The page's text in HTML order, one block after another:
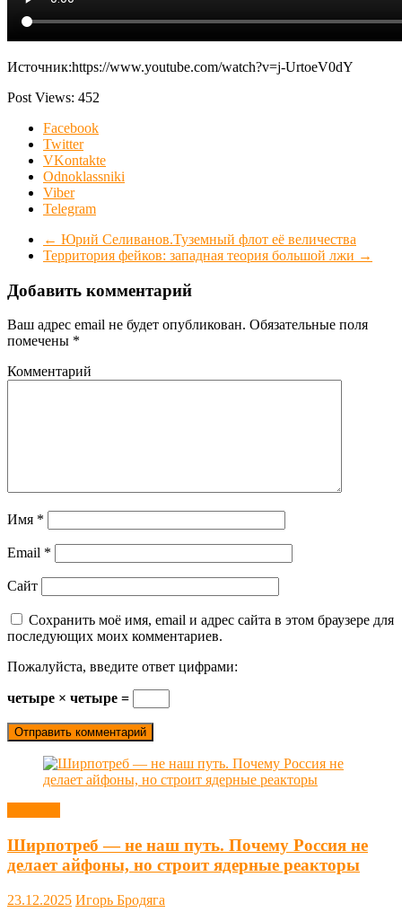
Источник:https://www.youtube.com/watch?v=j-UrtoeV0dY
Post Views: 452
Facebook
Twitter
VKontakte
Odnoklassniki
Viber
Telegram
← Юрий Селиванов.Туземный флот её величества
Территория фейков: западная теория большой лжи →
Добавить комментарий
Ваш адрес email не будет опубликован. Обязательные поля
помечены *
Комментарий
Имя *
Email *
Сайт
Сохранить моё имя, email и адрес сайта в этом браузере для
последующих моих комментариев.
Пожалуйста, введите ответ цифрами:
четыре × четыре =
Ширпотреб — не наш путь. Почему Россия не
делает айфоны, но строит ядерные реакторы
23.12.2025 Игорь Бродяга